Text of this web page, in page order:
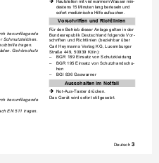
Î Hautstellen mit viel warmem Wasser min-
destens 15 Minuten lang berieseln und
sofort medizinische Hilfe aufsuchen.
Vorschriften und Richtlinien
Für den Betrieb dieser Anlage gelten in der
herumfliegende Bundesrepublik Deutschland folgende Vor-
Schmutzteilchen. schriften und Richtlinien (beziehbar über
tragen. Carl Heymanns Verlag KG, Luxemburger
Gehörschutz Straße 449, 50939 Köln):
– BGR 189 Einsatz von Schutzkleidung
–
BGR 195 Einsatz von Schutzhandschu-
hen
– BGI 836 Gaswarner
Ausschalten im Notfall
Î Not-Aus-Taster drücken.
Das Gerät wird sofort stillgesetzt.
herumfliegende
EN 511 tragen.
Deutsch 3